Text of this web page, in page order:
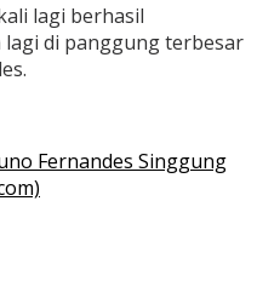
lagi berhasil
di panggung terbesar
Fernandes Singgung